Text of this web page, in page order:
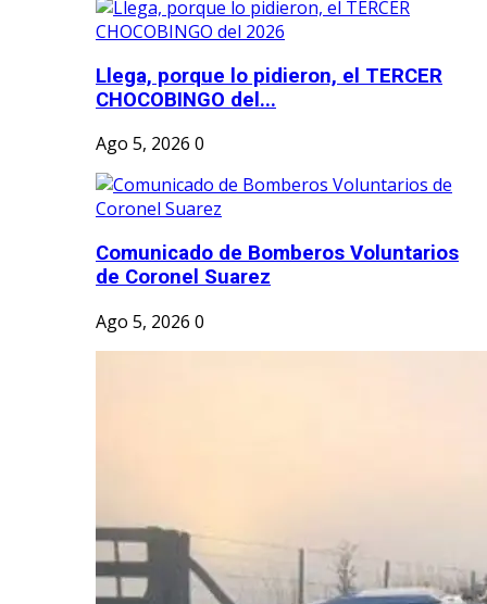
Llega, porque lo pidieron, el TERCER
CHOCOBINGO del...
Ago 5, 2026 0
Comunicado de Bomberos Voluntarios
de Coronel Suarez
Ago 5, 2026 0